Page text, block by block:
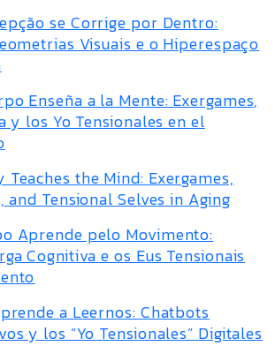
se Corrige por Dentro:
Visuais e o Hiperespaço
Enseña a la Mente: Exergames,
y los Yo Tensionales en el
the Mind: Exergames,
and Tensional Selves in Aging
Aprende pelo Movimento:
Cognitiva e os Eus Tensionais
a Leernos: Chatbots
y los “Yo Tensionales” Digitales